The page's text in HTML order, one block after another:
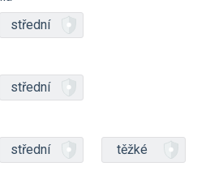
střední
střední
střední
těžké